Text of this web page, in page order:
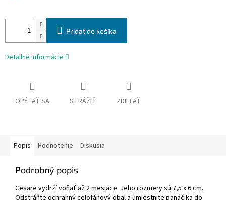
Pridať do košíka
Detailné informácie
OPÝTAŤ SA STRÁŽIŤ ZDIEĽAŤ
Popis Hodnotenie Diskusia
Podrobný popis
Cesare vydrží voňať až 2 mesiace. Jeho rozmery sú 7,5 x 6 cm.